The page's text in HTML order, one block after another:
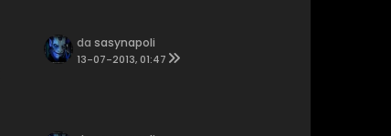
da sasynapoli
13-07-2013, 01:47